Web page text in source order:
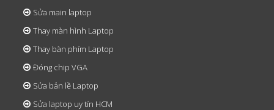
Sửa main laptop
Thay màn hình Laptop
Thay bàn phím Laptop
Đóng chip VGA
Sửa bản lề Laptop
Sửa laptop uy tín HCM